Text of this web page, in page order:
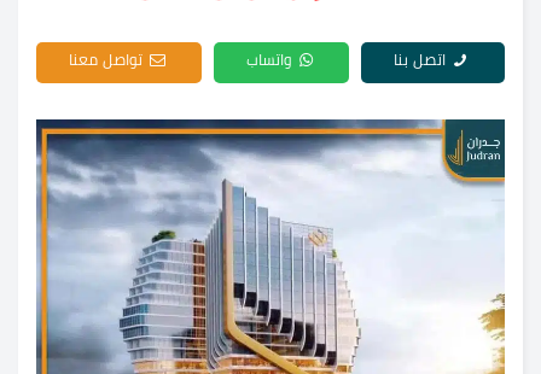
اتصل بنا واتساب تواصل معنا